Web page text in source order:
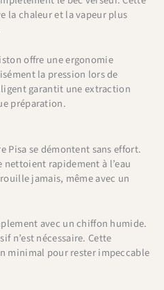
la chaleur et la vapeur plus
offre une ergonomie
la pression lors de
garantit une extraction
préparation.
Pisa se démontent sans effort.
rapidement à l’eau
jamais, même avec un
avec un chiffon humide.
n’est nécessaire. Cette
minimal pour rester impeccable